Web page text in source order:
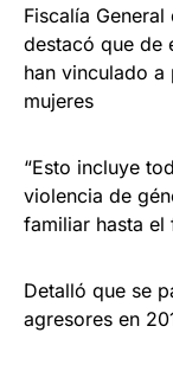
Fiscalía
destacó que de
han vinculado
mujeres
“Esto incluye
violencia de
familiar hasta el
Detalló que se
agresores en